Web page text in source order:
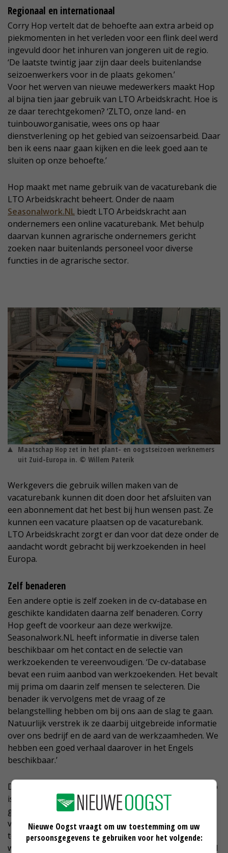
Regionaal en internationaal
Corry Hop vertelt dat de behoefte aan extra arbeid op
piekmomenten in het verleden voor een flink deel werd
ingevuld door het inhuren van jongeren uit de regio.
‘De laatste twintig jaar zijn daar deels buitenlandse
seizoenwerkers voor in de plaats gekomen.’
Voor het werven van nieuwe medewerkers maakt Hop
al bijna tien jaar gebruik van LTO Arbeidskracht. Hoe is
ze daar terechtgekomen? ‘ZLTO, onze land- en
tuinbouworganisatie, wees ons op haar
dienstverlening op het gebied van seizoensarbeid. Daar
ben ik eens naar gaan kijken en die leek goed aan te
sluiten op onze behoefte.’
Hop maakt met name gebruik van de vacaturebank die
LTO Arbeidskracht beheert. Onder de naam
Seasonalwork.NL biedt LTO Arbeidskracht aan
ondernemers een online vacaturebank. Met behulp
daarvan kunnen agrarische ondernemers gericht
zoeken naar buitenlands personeel voor diverse
functies in de agrarische sector.
Maatschap Hop zet in het plant- en oogstseizoen werknemers
uit Zuid-Europa in. © Willem Paterik
Werkgevers die gebruik willen maken van de
vacaturebank kunnen dit doen door het afsluiten van
een abonnement dat het best bij hun wensen past. Ze
kunnen een vacature plaatsen op de vacaturebank.
LTO Arbeidskracht zorgt er dan voor dat deze onder de
aandacht wordt gebracht bij werkzoekenden in heel
Europa.
Zelf benaderen
Een andere optie is zelf zoeken in de cv-database en
geschikte kandidaten daarna zelf benaderen. Corry
Hop geeft de voorkeur aan deze werkwijze.
Seasonalwork.NL heeft informatie in diverse talen
beschikbaar om het contact en de selectie van
werkzoekenden te vereenvoudigen. ‘De cv-database
bevat een ruim aanbod van werkzoekenden. Het bevalt
mij prima om daarin zelf mensen te selecteren. Die
benader ik vervolgens met de vraag of ze
belangstelling hebben om bij ons aan de slag te gaan.
Natuurlijk verstrek ik ze daarbij uitgebreide informatie
over ons bedrijf en de aard van de werkzaamheden. We
hebben een goed verhaal daarover in het Engels
beschikbaar.’
De contacten verlopen per e-mail. De ervaring van Hop
is dat geselecteerde werknemers doorgaans erg
gemotiveerd zijn om aan het werk te gaan. ‘Als de
verkennende gesprekken naar wederzijdse
tevredenheid verlopen, dan reizen de potentiële
werknemers op uitnodiging van ons af naar Nederland
Nieuwe Oogst vraagt om uw toestemming om uw
persoonsgegevens te gebruiken voor het volgende: